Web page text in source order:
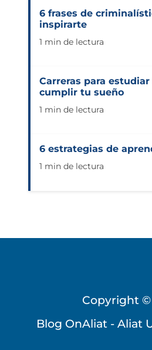
6 frases de
inspirarte
1 min de lectura
Carreras para
cumplir tu sueño
1 min de lectura
6 estrategias de
1 min de lectura
Copyright ©
Blog OnAliat - Aliat